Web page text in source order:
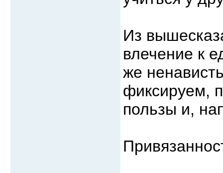
Из
влечение к
же
фиксируем,
пользы и,